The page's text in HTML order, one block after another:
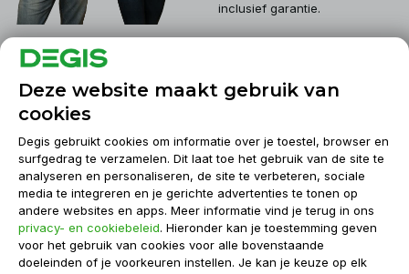
inclusief garantie.
Klantenservice
Informatie
Contact
Deze website maakt gebruik van
cookies
Degis gebruikt cookies om informatie over je toestel, browser en
surfgedrag te verzamelen. Dit laat toe het gebruik van de site te
analyseren en personaliseren, de site te verbeteren, sociale
media te integreren en je gerichte advertenties te tonen op
andere websites en apps. Meer informatie vind je terug in ons
privacy- en cookiebeleid. Hieronder kan je toestemming geven
voor het gebruik van cookies voor alle bovenstaande
doeleinden of je voorkeuren instellen. Je kan je keuze op elk